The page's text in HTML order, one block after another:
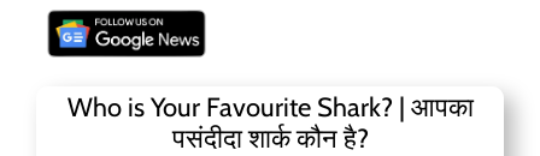
Who is Your Favourite Shark? | आपका
पसंदीदा शार्क कौन है?